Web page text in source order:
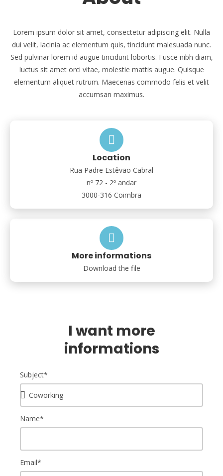
Lorem ipsum dolor sit amet, consectetur adipiscing elit. Nulla
dui velit, lacinia ac elementum quis, tincidunt malesuada nunc.
Sed pulvinar lorem id augue tincidunt lobortis. Fusce nibh diam,
luctus sit amet orci vitae, molestie mattis augue. Quisque
elementum aliquet rutrum. Maecenas commodo felis et velit
accumsan maximus.
Location
Rua Padre Estêvão Cabral
nº 72 - 2º andar
3000-316 Coimbra
More informations
Download the file
I want more
informations
Subject*
Name*
Email*